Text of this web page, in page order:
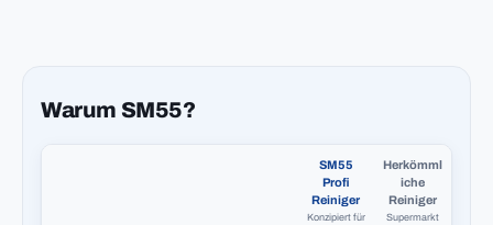
Warum SM55?
SM55
Profi
Reiniger
Konzipiert für
Herkömml
iche
Reiniger
Supermarkt